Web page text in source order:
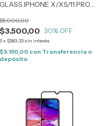
GLASS IPHONE X/XS/11 PRO
$3.500,00
$5.000,00
30% OFF
6x $583,33 sin interés
$3.150,00 con Transferencia o
depósito